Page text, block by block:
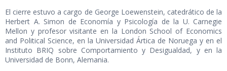
El cierre estuvo a cargo de George Loewenstein, catedrático de la
Herbert A. Simon de Economía y Psicología de la U. Carnegie
Mellon y profesor visitante en la London School of Economics
and Political Science, en la Universidad Ártica de Noruega y en el
Instituto BRIQ sobre Comportamiento y Desigualdad, y en la
Universidad de Bonn, Alemania.